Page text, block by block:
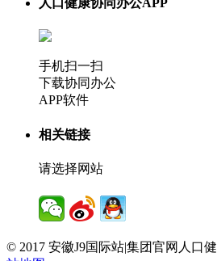
人口健康协同办公APP
手机扫一扫
下载协同办公
APP软件
相关链接
请选择网站
© 2017 安徽J9国际站|集团官网人口